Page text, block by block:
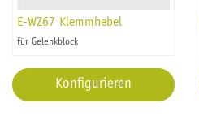
E-WZ67 Klemmhebel
für Gelenkblock
Konfigurieren